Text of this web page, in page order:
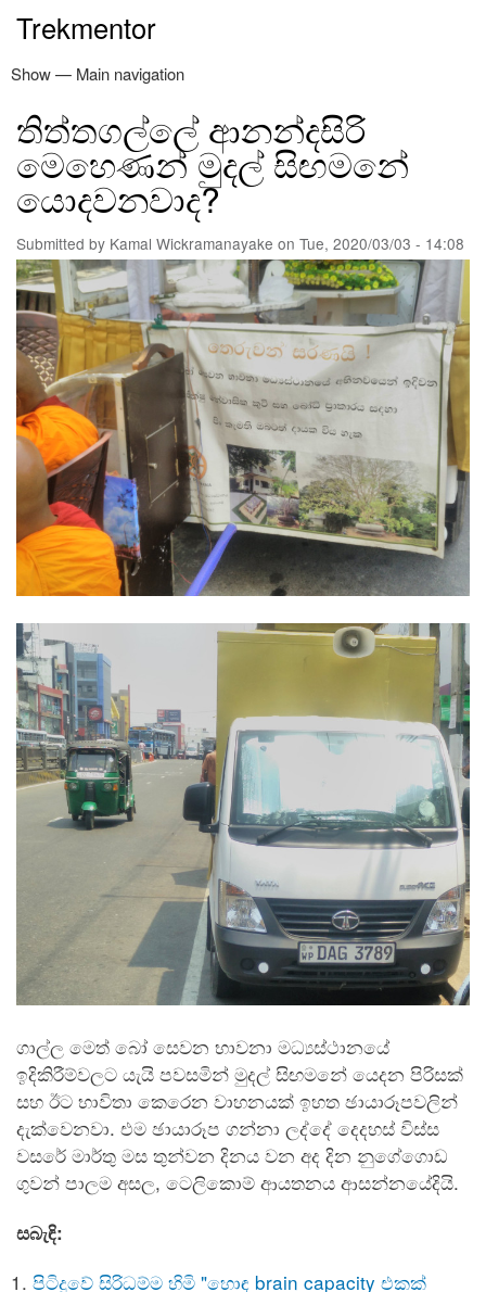
Trekmentor
Main
navigation
Show — Main navigation
නිවස
ත්‍රිපිටකය
නවතම ලිපි
අඳුරෙන් එළියට
කමල් වික්‍රමනායක
පරිත්‍යාග
විමසීම්
තිත්තගල්ලේ ආනන්දසිරි
මෙහෙණන් මුදල් සිඟමනේ
යොදවනවාද?
Submitted by Kamal Wickramanayake on Tue, 2020/03/03 - 14:08
ගාල්ල මෙත් බෝ සෙවන භාවනා මධ්‍යස්ථානයේ
ඉදිකිරීම්වලට යැයි පවසමින් මුදල් සිඟමනේ යෙදන පිරිසක්
සහ ඊට භාවිතා කෙරෙන වාහනයක් ඉහත ඡායාරූපවලින්
දැක්වෙනවා. එම ඡායාරූප ගන්නා ලද්දේ දෙදහස් විස්ස
වසරේ මාර්තු මස තුන්වන දිනය වන අද දින නුගේගොඩ
ගුවන් පාලම අසල, ටෙලිකොම් ආයතනය ආසන්නයේදියි.
සබැඳි:
පිටිදූවේ සිරිධම්ම හිමි "හොඳ brain capacity එකක්